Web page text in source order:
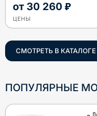
от 30 260 ₽
ЦЕНЫ
СМОТРЕТЬ В КАТАЛОГЕ
ПОПУЛЯРНЫЕ